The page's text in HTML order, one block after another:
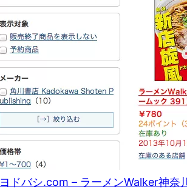
ヨドバシ.com – ラーメンWalker神奈